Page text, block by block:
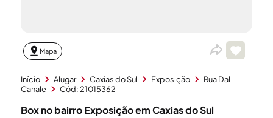
Mapa
Início Alugar Caxias do Sul Exposição
Rua Dal
Canale
Cód: 21015362
Box no bairro Exposição em Caxias do Sul